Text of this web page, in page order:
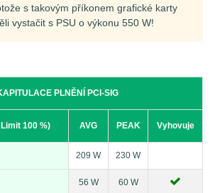
s takovým příkonem grafické karty
vystačit s PSU o výkonu 550 W!
PLNĚNÍ PCI-SIG
100 %) AVG PEAK Vyhovuje
209 W 230 W
56 W 60 W